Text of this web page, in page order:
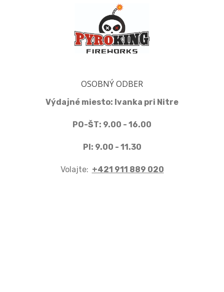
OSOBNÝ ODBER
Výdajné miesto: Ivanka pri Nitre
PO-ŠT: 9.00 - 16.00
PI: 9.00 - 11.30
Volajte: +421 911 889 020